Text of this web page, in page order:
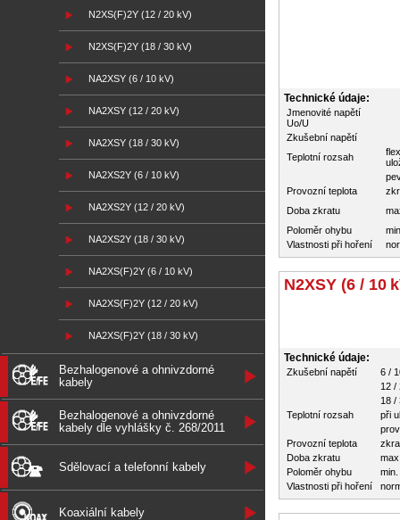
N2XS(F)2Y (12 / 20 kV)
N2XS(F)2Y (18 / 30 kV)
NA2XSY (6 / 10 kV)
NA2XSY (12 / 20 kV)
NA2XSY (18 / 30 kV)
NA2XS2Y (6 / 10 kV)
NA2XS2Y (12 / 20 kV)
NA2XS2Y (18 / 30 kV)
NA2XS(F)2Y (6 / 10 kV)
NA2XS(F)2Y (12 / 20 kV)
NA2XS(F)2Y (18 / 30 kV)
Bezhalogenové a ohnivzdorné
kabely
Bezhalogenové a ohnivzdorné
kabely dle vyhlášky č. 268/2011
Sdělovací a telefonní kabely
Koaxiální kabely
Technické údaje:
Jmenovité napětí
Uo/U
Zkušební napětí
Teplotní rozsah
Provozní teplota
Doba zkratu
Poloměr ohybu
Vlastnosti při hoření
N2XSY (6 / 10
Technické údaje:
Zkušební napětí
6 /
12 /
18 /
Teplotní rozsah
při
Provozní teplota
Doba zkratu
Poloměr ohybu
min.
Vlastnosti při hoření